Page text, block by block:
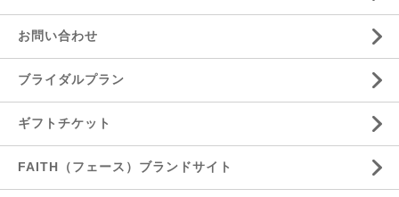
お問い合わせ
ブライダルプラン
ギフトチケット
FAITH（フェース）ブランドサイト